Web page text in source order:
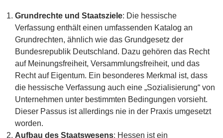
Grundrechte und Staatsziele: Die hessische
Verfassung enthält einen umfassenden Katalog an
Grundrechten, ähnlich wie das Grundgesetz der
Bundesrepublik Deutschland. Dazu gehören das Recht
auf Meinungsfreiheit, Versammlungsfreiheit, und das
Recht auf Eigentum. Ein besonderes Merkmal ist, dass
die hessische Verfassung auch eine „Sozialisierung“ von
Unternehmen unter bestimmten Bedingungen vorsieht.
Dieser Passus ist allerdings nie in der Praxis umgesetzt
worden.
Aufbau des Staatswesens: Hessen ist ein